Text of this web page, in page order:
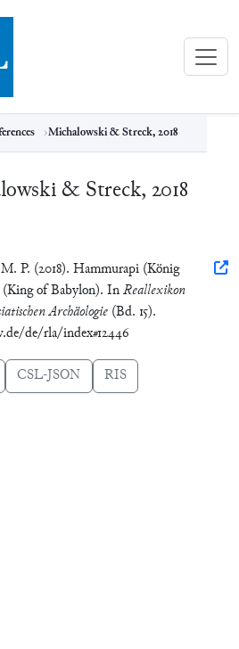
(eBL)
Michalowski & Streck, 2018
& Streck, 2018
P. (2018). Hammurapi (König
(King of Babylon). InReallexikon
Archäologie (Bd. 15).
de/rla/index#12446
CSL-JSON RIS